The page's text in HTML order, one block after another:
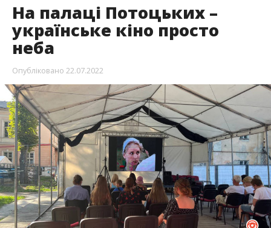
На палаці Потоцьких –
українське кіно просто
неба
Опубліковано 22.07.2022